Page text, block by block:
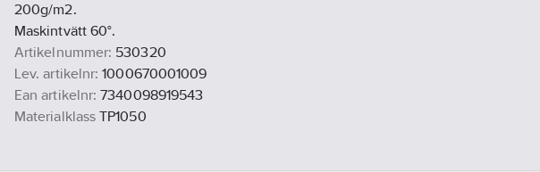
200g/m2.
Maskintvätt 60°.
Artikelnummer: 530320
Lev. artikelnr: 1000670001009
Ean artikelnr: 7340098919543
Materialklass TP1050